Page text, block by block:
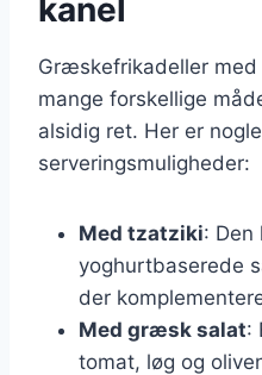
kanel
Græskefrikadeller med
mange forskellige
alsidig ret. Her er
serveringsmuligheder:
Med tzatziki: Den
yoghurtbaserede
der
Med græsk salat:
tomat, løg og